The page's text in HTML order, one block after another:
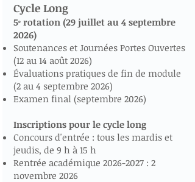
Cycle Long
5ᵉ rotation (29 juillet au 4 septembre
2026)
Soutenances et Journées Portes Ouvertes
(12 au 14 août 2026)
Évaluations pratiques de fin de module
(2 au 4 septembre 2026)
Examen final (septembre 2026)
Inscriptions pour le cycle long
Concours d'entrée : tous les mardis et
jeudis, de 9 h à 15 h
Rentrée académique 2026-2027: 2
novembre 2026